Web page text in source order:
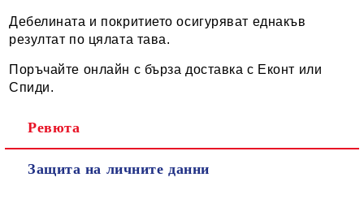
Дебелината и покритието осигуряват еднакъв
резултат по цялата тава.
Поръчайте онлайн с бърза доставка с Еконт или
Спиди.
Ревюта
Защита на личните данни